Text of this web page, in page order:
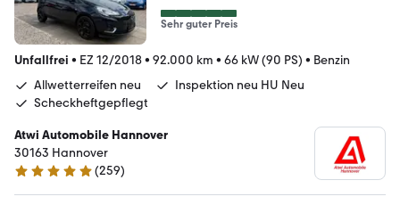
Sehr guter Preis
Unfallfrei • EZ 12/2018• 92.000 km • 66 kW (90 PS) • Benzin
Allwetterreifen neu
Inspektion neu HU Neu
Scheckheftgepflegt
Atwi Automobile Hannover
30163 Hannover
5 Sterne
(259)